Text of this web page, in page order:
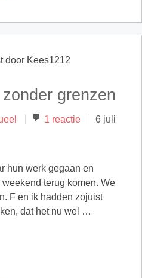
door Kees1212
grenzen
1 reactie
6 juli
hun werk gegaan en
terug komen. We
F en ik hadden zojuist
dat het nu wel …